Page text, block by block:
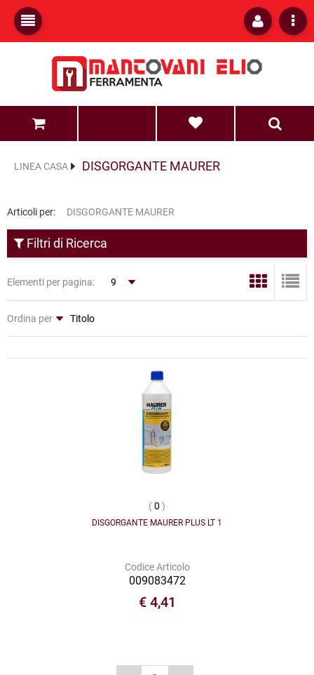
LINEA CASA DISGORGANTE MAURER
Articoli per: DISGORGANTE MAURER
Filtri di Ricerca
Elementi per pagina:
Ordina per
(0 )
DISGORGANTE MAURER PLUS LT 1
Codice Articolo
009083472
€ 4,41